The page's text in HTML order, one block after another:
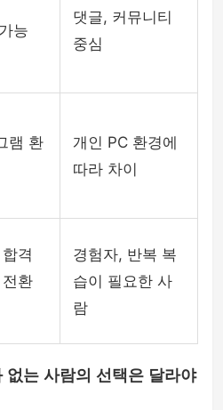
능
댓글, 커뮤니티
중심
램 환
개인 PC 환경에
따라 차이
격
환
경험자, 반복 복
습이 필요한 사
람
없는 사람의 선택은 달라야